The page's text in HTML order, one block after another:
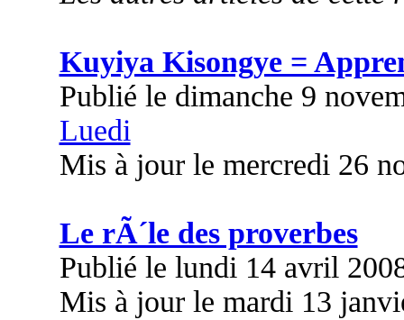
Kuyiya Kisongye =
Publié le dimanche 9
Luedi
Mis à jour le mercredi 26
Le rÃ´le des proverbes
Publié le lundi 14 avril
Mis à jour le mardi 13